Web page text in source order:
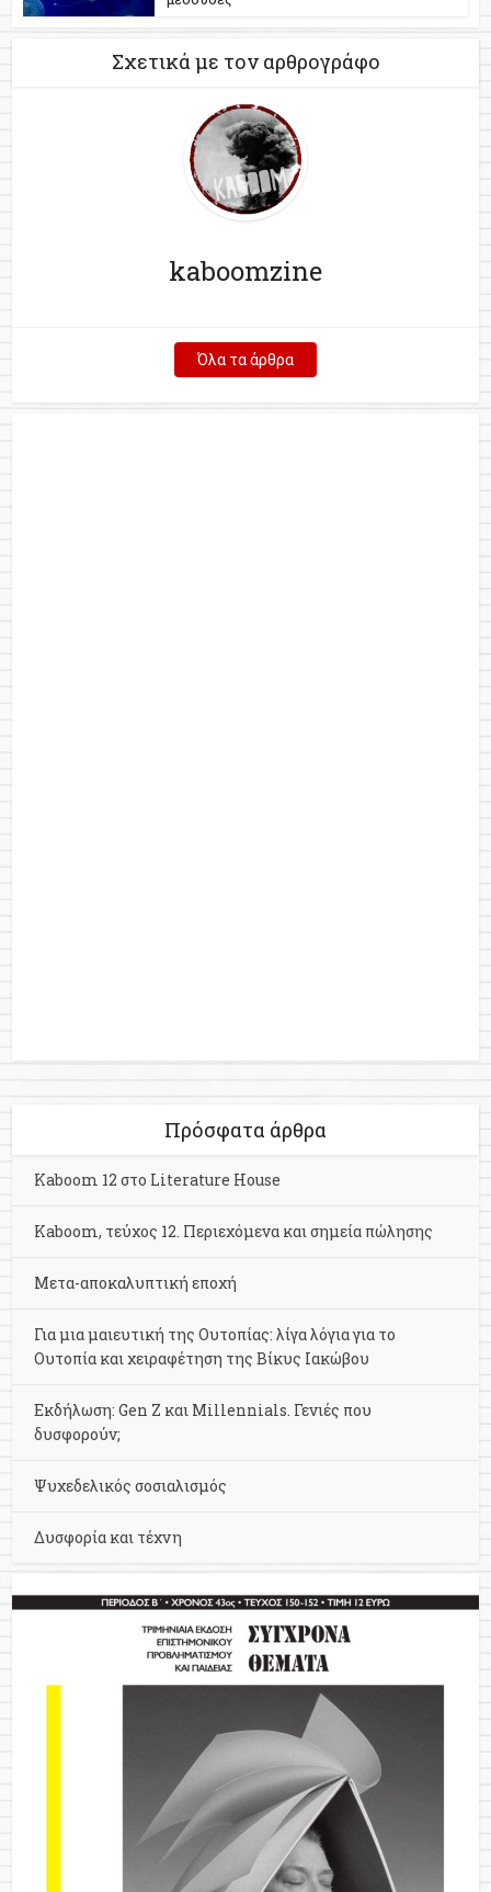
Σχετικά με τον αρθρογράφο
kaboomzine
Όλα τα άρθρα
Πρόσφατα άρθρα
Kaboom 12 στο Literature House
Kaboom, τεύχος 12. Περιεχόμενα και σημεία πώλησης
Μετα-αποκαλυπτική εποχή
Για μια μαιευτική της Ουτοπίας: λίγα λόγια για το
Ουτοπία και χειραφέτηση της Βίκυς Ιακώβου
Εκδήλωση: Gen Z και Millennials. Γενιές που
δυσφορούν;
Ψυχεδελικός σοσιαλισμός
Δυσφορία και τέχνη